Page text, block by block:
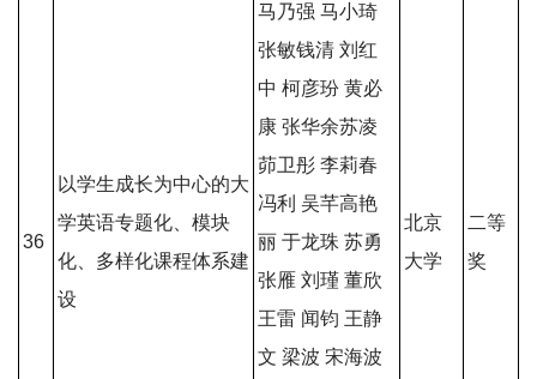
36
以学生成长为中心的大
学英语专题化、模块
化、多样化课程体系建
设
马乃强 马小琦
张敏钱清 刘红
中 柯彦玢 黄必
康 张华余苏凌
茆卫彤 李莉春
冯利 吴芊高艳
丽 于龙珠 苏勇
张雁 刘瑾 董欣
王雷 闻钧 王静
文 梁波 宋海波
北京
大学
二等
奖